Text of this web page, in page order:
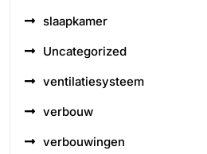
slaapkamer
Uncategorized
ventilatiesysteem
verbouw
verbouwingen